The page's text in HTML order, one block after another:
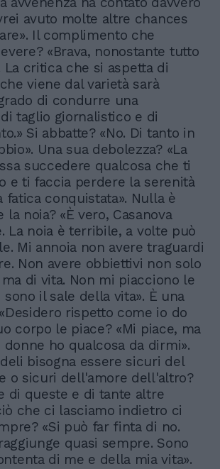
avuto molte altre chances
Il complimento che
«Brava, nonostante tutto
La critica che si aspetta di
viene dal varietà sarà
di condurre una
taglio giornalistico e di
Si abbatte? «No. Di tanto in
Una sua debolezza? «La
succedere qualcosa che ti
e ti faccia perdere la serenità
fatica conquistata». Nulla è
noia? «È vero, Casanova
La noia è terribile, a volte può
Mi annoia non avere traguardi
Non avere obbiettivi non solo
di vita. Non mi piacciono le
il sale della vita». È una
rispetto come io do
corpo le piace? «Mi piace, ma
ho qualcosa da dirmi».
bisogna essere sicuri del
o sicuri dell'amore dell'altro?
di queste e di tante altre
che ci lasciamo indietro ci
«Si può far finta di no.
quasi sempre. Sono
di me e della mia vita».